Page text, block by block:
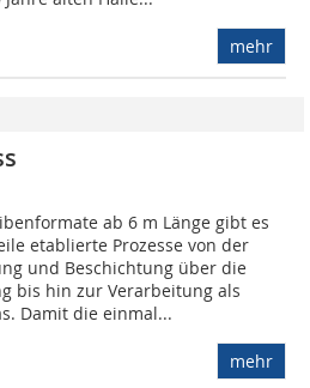
mehr
ab 6 m Länge gibt es
etablierte Prozesse von der
und Beschichtung über die
bis hin zur Verarbeitung als
Damit die einmal...
mehr